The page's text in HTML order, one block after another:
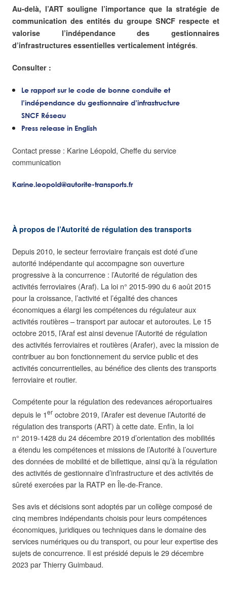
Au-delà, l’ART souligne l’importance que la stratégie de
communication des entités du groupe SNCF respecte et
valorise l’indépendance des gestionnaires
d’infrastructures essentielles verticalement intégrés.
Consulter :
Le rapport sur le code de bonne conduite et
l’indépendance du gestionnaire d’infrastructure
SNCF Réseau
Press release in English
Contact presse : Karine Léopold, Cheffe du service
communication
Karine.leopold@autorite-transports.fr
À propos de l’Autorité de régulation des transports
Depuis 2010, le secteur ferroviaire français est doté d’une
autorité indépendante qui accompagne son ouverture
progressive à la concurrence : l’Autorité de régulation des
activités ferroviaires (Araf). La loi n° 2015-990 du 6 août 2015
pour la croissance, l’activité et l’égalité des chances
économiques a élargi les compétences du régulateur aux
activités routières – transport par autocar et autoroutes. Le 15
octobre 2015, l’Araf est ainsi devenue l’Autorité de régulation
des activités ferroviaires et routières (Arafer), avec la mission de
contribuer au bon fonctionnement du service public et des
activités concurrentielles, au bénéfice des clients des transports
ferroviaire et routier.
Compétente pour la régulation des redevances aéroportuaires
depuis le 1er octobre 2019, l’Arafer est devenue l’Autorité de
régulation des transports (ART) à cette date. Enfin, la loi
n° 2019-1428 du 24 décembre 2019 d’orientation des mobilités
a étendu les compétences et missions de l’Autorité à l’ouverture
des données de mobilité et de billettique, ainsi qu’à la régulation
des activités de gestionnaire d’infrastructure et des activités de
sûreté exercées par la RATP en Île-de-France.
Ses avis et décisions sont adoptés par un collège composé de
cinq membres indépendants choisis pour leurs compétences
économiques, juridiques ou techniques dans le domaine des
services numériques ou du transport, ou pour leur expertise des
sujets de concurrence. Il est présidé depuis le 29 décembre
2023 par Thierry Guimbaud.